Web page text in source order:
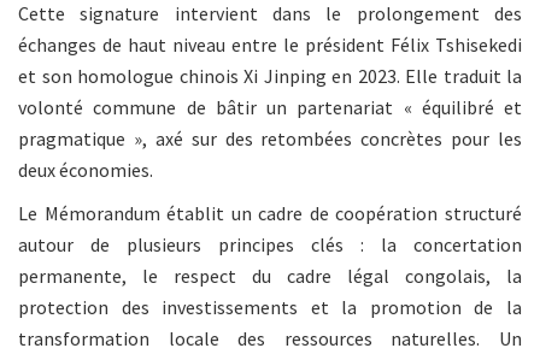
Cette signature intervient dans le prolongement des
échanges de haut niveau entre le président Félix Tshisekedi
et son homologue chinois Xi Jinping en 2023. Elle traduit la
volonté commune de bâtir un partenariat « équilibré et
pragmatique », axé sur des retombées concrètes pour les
deux économies.
Le Mémorandum établit un cadre de coopération structuré
autour de plusieurs principes clés : la concertation
permanente, le respect du cadre légal congolais, la
protection des investissements et la promotion de la
transformation locale des ressources naturelles. Un